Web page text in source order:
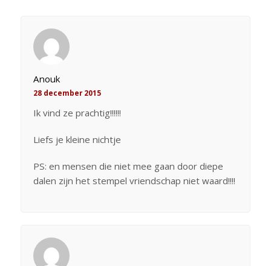
Anouk
28 december 2015
Ik vind ze prachtig!!!!!!
Liefs je kleine nichtje
PS: en mensen die niet mee gaan door diepe
dalen zijn het stempel vriendschap niet waard!!!!